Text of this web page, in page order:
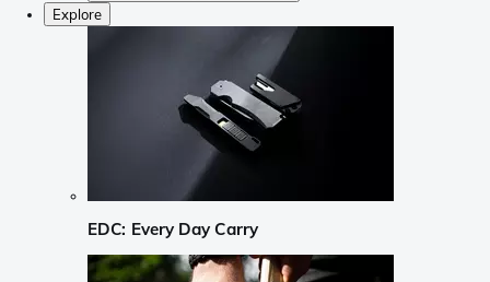
Explore
EDC: Every Day Carry